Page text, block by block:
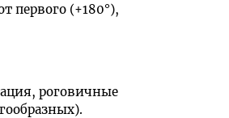
первого (+180°),
роговичные